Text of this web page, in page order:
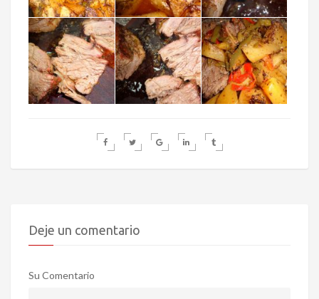
Deje un comentario
Su Comentario